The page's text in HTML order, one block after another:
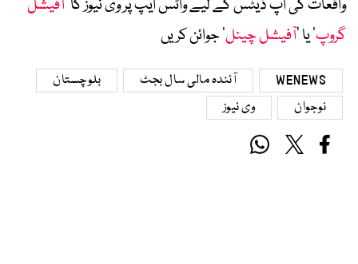
واقعات کی اپ ڈیٹس کے لیے واٹس ایپ پر وی نیوز کا ’آفیشل
گروپ‘ یا ’آفیشل چینل‘ جوائن کریں
WENEWS آئندہ مالی سال بجٹ
بلوچستان
نوجوان
وی نیوز